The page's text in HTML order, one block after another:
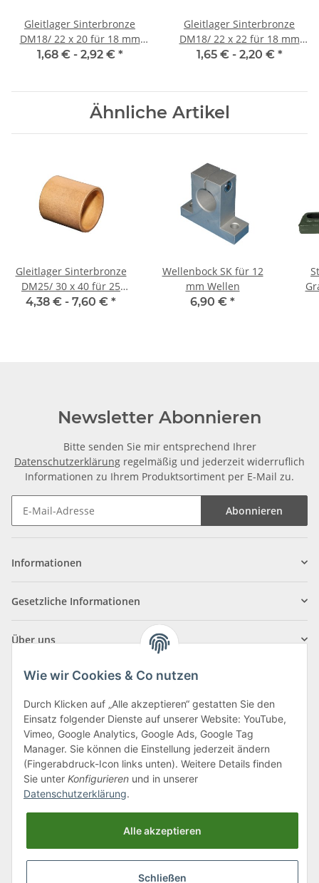
Gleitlager Sinterbronze
DM18/ 22 x 20 für 18 mm
Welle
1,68 € - 2,92 € *
Gleitlager Sinterbronze
DM18/ 22 x 22 für 18 mm
Welle
1,65 € - 2,20 € *
Ähnliche Artikel
Gleitlager Sinterbronze
DM25/ 30 x 40 für 25
mm Welle
4,38 € - 7,60 € *
Wellenbock SK für 12
mm Wellen
6,90 € *
Newsletter Abonnieren
Bitte senden Sie mir entsprechend Ihrer
Datenschutzerklärung regelmäßig und jederzeit widerruflich
Informationen zu Ihrem Produktsortiment per E-Mail zu.
Abonnieren
Informationen
Gesetzliche Informationen
Über uns
Klagenfurter Straße 29
9556 Liebenfels
Montag bis Donnerstag: 8:00 bis 16:30 Uhr
Freitag: 8:00 bis 12:00 Uhr
Tel.:0043 (0) 4262 50900
office@cncshop.at
Wie wir Cookies & Co nutzen
Durch Klicken auf „Alle akzeptieren“ gestatten Sie den
Einsatz folgender Dienste auf unserer Website: YouTube,
Vimeo, Google Analytics, Google Ads, Google Tag
Manager. Sie können die Einstellung jederzeit ändern
(Fingerabdruck-Icon links unten). Weitere Details finden
Sie unter Konfigurieren und in unserer
Datenschutzerklärung.
Alle akzeptieren
Schließen